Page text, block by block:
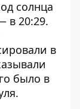
солнца
в 20:29.
в
было в